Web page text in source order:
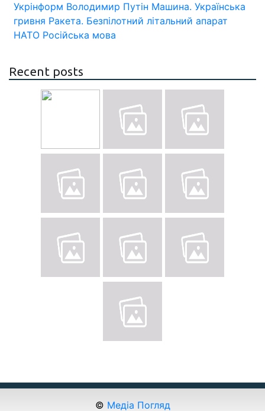
Укрінформ Володимир Путін Машина. Українська
гривня Ракета. Безпілотний літальний апарат
НАТО Російська мова
Recent posts
© Медіа Погляд